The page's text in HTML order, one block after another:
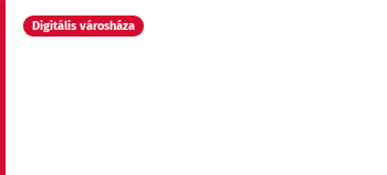
Digitális városháza